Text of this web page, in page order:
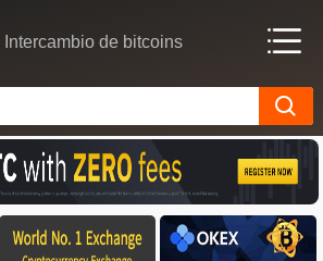
Intercambio de bitcoins